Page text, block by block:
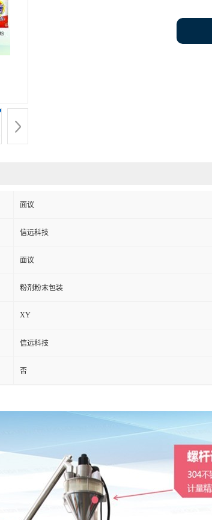
面议
信远科技
面议
粉剂粉末包装
XY
信远科技
否